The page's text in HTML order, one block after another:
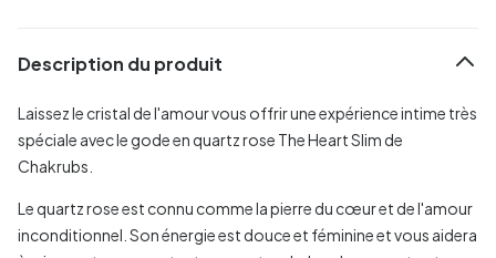
Description du produit
Laissez le cristal de l'amour vous offrir une expérience intime très
spéciale avec le gode en quartz rose The Heart Slim de
Chakrubs.
Le quartz rose est connu comme la pierre du cœur et de l'amour
inconditionnel. Son énergie est douce et féminine et vous aidera